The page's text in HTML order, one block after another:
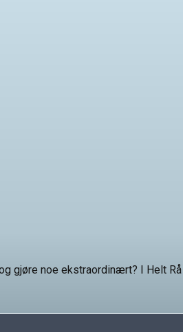
gjøre noe ekstraordinært? I Helt